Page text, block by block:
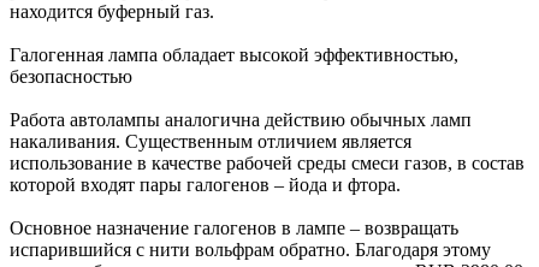
находится буферный газ.
Галогенная лампа обладает высокой эффективностью,
безопасностью
Работа автолампы аналогична действию обычных ламп
накаливания. Существенным отличием является
использование в качестве рабочей среды смеси газов, в состав
которой входят пары галогенов – йода и фтора.
Основное назначение галогенов в лампе – возвращать
испарившийся с нити вольфрам обратно. Благодаря этому